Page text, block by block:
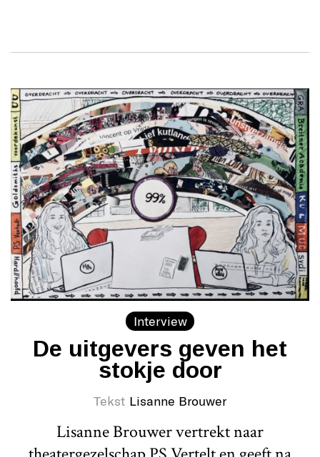
Interview
De uitgevers geven het
stokje door
Tekst Lisanne Brouwer
Lisanne Brouwer vertrekt naar